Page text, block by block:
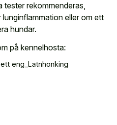
tester rekommenderas,
eller om ett
hundar.
på kennelhosta:
eng_Latnhonking